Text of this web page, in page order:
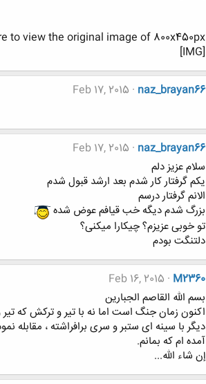
to view the original image of 800x450px.
[IMG]
naz_brayan66
Feb 17, 2015
naz_brayan66
Feb 17, 2015
سلام عزیز دلم
یکم گرفتار کار شدم بعد ارشد قبول شدم
الانم گرفتار درسم
بزرگ شدم دیگه خب قیافم عوض شده
تو خوبی عزیزم؟ چیکارا میکنی؟
دلتنگت بودم
M2360
Feb 16, 2015
بسم الله القاصم الجبارین
اکنون زمان جنگ است اما نه با تیر و ترکش که
دیگر با سینه ای ستبر و سری برافراشته ، مقابله
آمده ام که بمانم.
إن شاء الله...